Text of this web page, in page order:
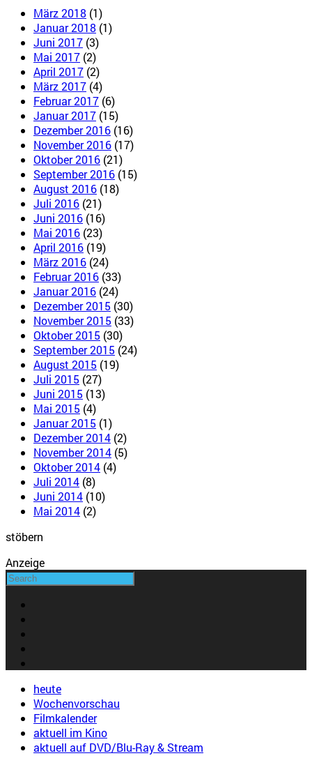
März 2018 (1)
Januar 2018 (1)
Juni 2017 (3)
Mai 2017 (2)
April 2017 (2)
März 2017 (4)
Februar 2017 (6)
Januar 2017 (15)
Dezember 2016 (16)
November 2016 (17)
Oktober 2016 (21)
September 2016 (15)
August 2016 (18)
Juli 2016 (21)
Juni 2016 (16)
Mai 2016 (23)
April 2016 (19)
März 2016 (24)
Februar 2016 (33)
Januar 2016 (24)
Dezember 2015 (30)
November 2015 (33)
Oktober 2015 (30)
September 2015 (24)
August 2015 (19)
Juli 2015 (27)
Juni 2015 (13)
Mai 2015 (4)
Januar 2015 (1)
Dezember 2014 (2)
November 2014 (5)
Oktober 2014 (4)
Juli 2014 (8)
Juni 2014 (10)
Mai 2014 (2)
stöbern
Anzeige
heute
Wochenvorschau
Filmkalender
aktuell im Kino
aktuell auf DVD/Blu-Ray & Stream